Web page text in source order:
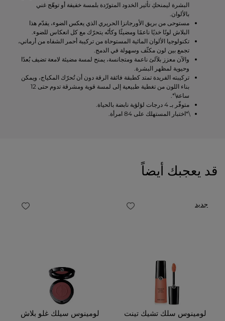
البشرة ليمنحكِ تأثير الخدود المتورّدة بلمسة خفيفة أو توهّج غني
بالألوان.
مستوحى من بريق الأورجانزا الحريري الذي يعكس الضوء، يقدّم هذا
البلاش لونًا خديًا ناعمًا ومضيئًا وكأنّه يتحرّك مع كل انعكاس للضوء.
تكنولوجيا الألوان المائية المستوحاة من تركيبة أحمر الشفاه من أرماني،
تجمع بين لون مكثّف وسهولة في الدمج.
والآن معزز بلآلئ ناعمة ومتجانسة، يمنح لمسة مضيئة لامعة تضيف بُعدًا
وحيوية لمظهر البشرة.
تركيبته الفريدة تمتد كطبقة فائقة الرقة دون أن تُحرّك المكياج، ويمكن
بناء اللون من تغطية طبيعية إلى لمسة قوية ومشرقة تدوم حتى 12
ساعة\*.
متوفّر بـ 4 درجات لؤلؤية نابضة بالحياة.
\*اختبار المستهلك على 84 امرأة.
قد يعجبك أيضاً
جديد
لومينوس سلك تشيك تينت لومينوس سيلك غلو بلاش